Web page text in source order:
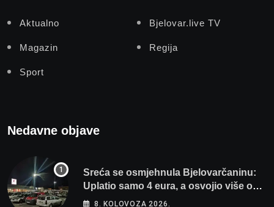
Aktualno Bjelovar.live TV
Magazin Regija
Sport
Nedavne objave
Sreća se osmjehnula Bjelovarčaninu:
Uplatio samo 4 eura, a osvojio više od
80 tisuća eura
8. KOLOVOZA 2026.